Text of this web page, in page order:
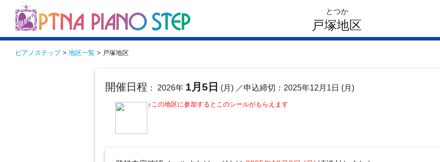
とつか
戸塚地区
ピアノステップ> 地区一覧 > 戸塚地区
開催日程 ： 2026年 1月5日 (月) ／申込締切：2025年12月1日 (月)
♪この地区に参加するとこのシールがもらえます